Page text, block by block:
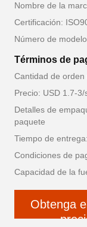
Nombre de la
Certificación:
Número de
Términos de
Cantidad de
Precio: USD 1.7-
Detalles de
paquete
Tiempo de
Condiciones de
Capacidad de la
Obtenga